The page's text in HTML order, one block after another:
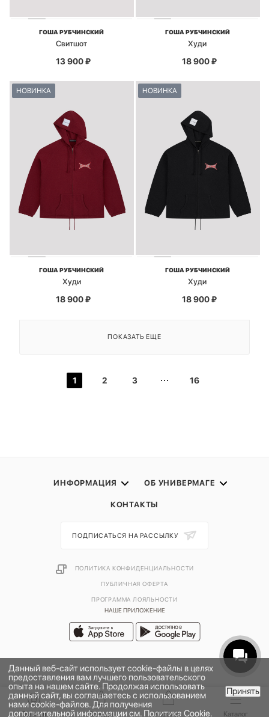
ГОША РУБЧИНСКИЙ
Свитшот
13 900₽
ГОША РУБЧИНСКИЙ
Худи
18 900₽
НОВИНКА
ГОША РУБЧИНСКИЙ
Худи
18 900₽
НОВИНКА
ГОША РУБЧИНСКИЙ
Худи
18 900₽
ПОКАЗАТЬ ЕЩЕ
1 2 3 16
ИНФОРМАЦИЯ ОБ УНИВЕРМАГЕ
КОНТАКТЫ
НАШЕ ПРИЛОЖЕНИЕ
ПОДПИСАТЬСЯ НА РАССЫЛКУ
ПОЛИТИКА КОНФИДЕНЦИАЛЬНОСТИ
ПУБЛИЧНАЯ ОФЕРТА
ПРОГРАММА ЛОЯЛЬНОСТИ
2026 © УНИВЕРМАГ БОЛЬШОЙ | ООО "НЬЮ МАРКЕТ"
Данный веб-сайт использует cookie-файлы в целях
предоставления вам лучшего пользовательского
опыта на нашем сайте. Продолжая использовать
данный сайт, вы соглашаетесь с использованием
нами cookie-файлов. Для получения
дополнительной информации см. Политика Cookie.
Принять
Главная Бренды Корзина Каталог